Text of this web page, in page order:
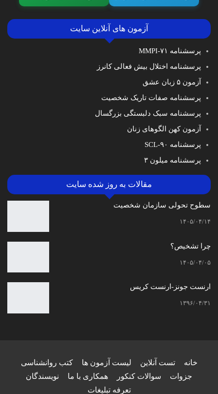
آزمون های آنلاین سایت
پرسشنامه MMPI-۷۱
پرسشنامه اختلال بیش فعالی کانرز
آزمون ۵ زبان عشق
پرسشنامه صفات تاریک شخصیت
پرسشنامه سبک دلبستگی بزرگسال
آزمون کهن الگوهای زنان
پرسشنامه SCL-۹۰
پرسشنامه میلون ۳
مقالات به روز شده سایت
سطوح تحولی سازمان‌ شخصیت
۱۴۰۵/۰۴/۱۴
چرا تشخیص؟
۱۴۰۵/۰۴/۰۵
ارنست جونز-ارنست کریس
۱۳۹۶/۰۴/۳۱
خانه تست آنلاین لیست آزمون ها
کتب روانشناسی
جزوات
سوالات کنکور همکاری با ما
نویسندگان
تعرفه تبلیغات